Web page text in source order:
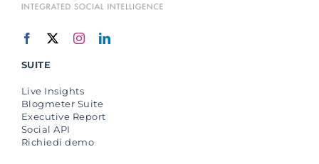
SUITE
Live Insights
Blogmeter Suite
Executive Report
Social API
Richiedi demo